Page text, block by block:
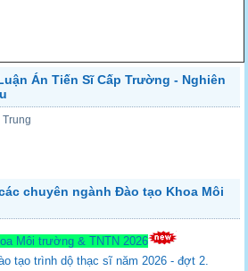
Án Tiến Sĩ Cấp Trường - Nghiên
chuyên ngành Đào tạo Khoa Môi
Môi trường & TNTN 2026
tạo trình dộ thạc sĩ năm 2026 - đợt 2.